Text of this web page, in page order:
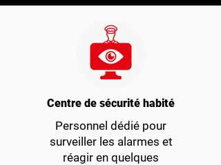
Centre de sécurité habité
Personnel dédié pour
surveiller les alarmes et
réagir en quelques